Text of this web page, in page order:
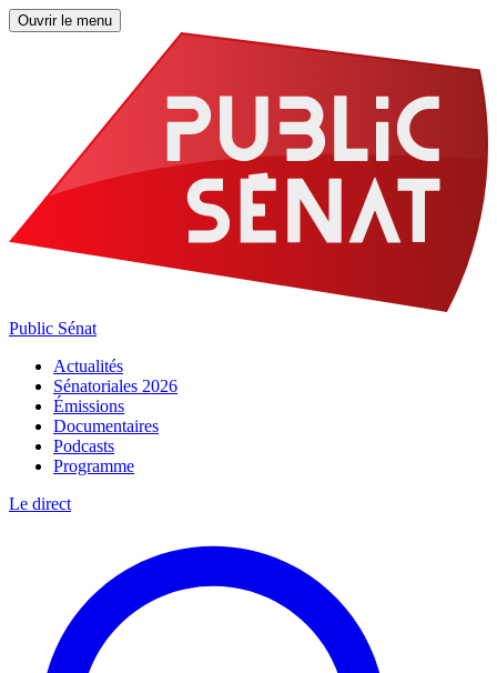
Ouvrir le menu
Public Sénat
Actualités
Sénatoriales 2026
Émissions
Documentaires
Podcasts
Programme
Le direct